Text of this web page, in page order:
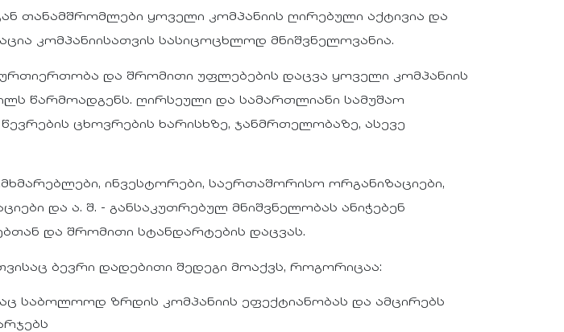
თანამშრომლები ყოველი კომპანიის ღირებული აქტივია და
კომპანიისათვის სასიცოცხლოდ მნიშვნელოვანია.
და შრომითი უფლებების დაცვა ყოველი კომპანიის
წარმოადგენს. ღირსეული და სამართლიანი სამუშაო
ცხოვრების ხარისხზე, ჯანმრთელობაზე, ასევე
ინვესტორები, საერთაშორისო ორგანიზაციები,
და ა. შ. - განსაკუთრებულ მნიშვნელობას ანიჭებენ
და შრომითი სტანდარტების დაცვას.
ბევრი დადებითი შედეგი მოაქვს, როგორიცაა:
საბოლოოდ ზრდის კომპანიის ეფექტიანობას და ამცირებს